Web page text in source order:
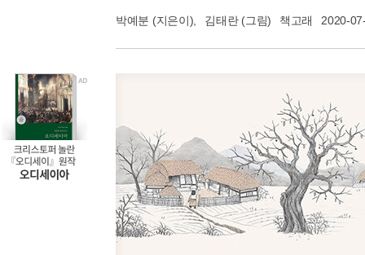
박예분 (지은이), 김태란(그림) 책고래 2020-